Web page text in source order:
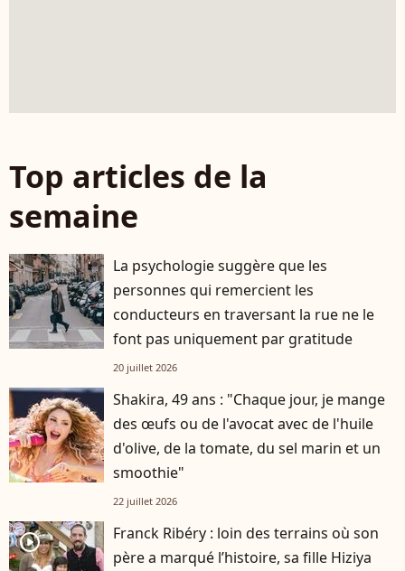
Top articles de la
semaine
La psychologie suggère que les
personnes qui remercient les
conducteurs en traversant la rue ne le
font pas uniquement par gratitude
20 juillet 2026
Shakira, 49 ans : "Chaque jour, je mange
des œufs ou de l'avocat avec de l'huile
d'olive, de la tomate, du sel marin et un
smoothie"
22 juillet 2026
player2
Franck Ribéry : loin des terrains où son
père a marqué l’histoire, sa fille Hiziya